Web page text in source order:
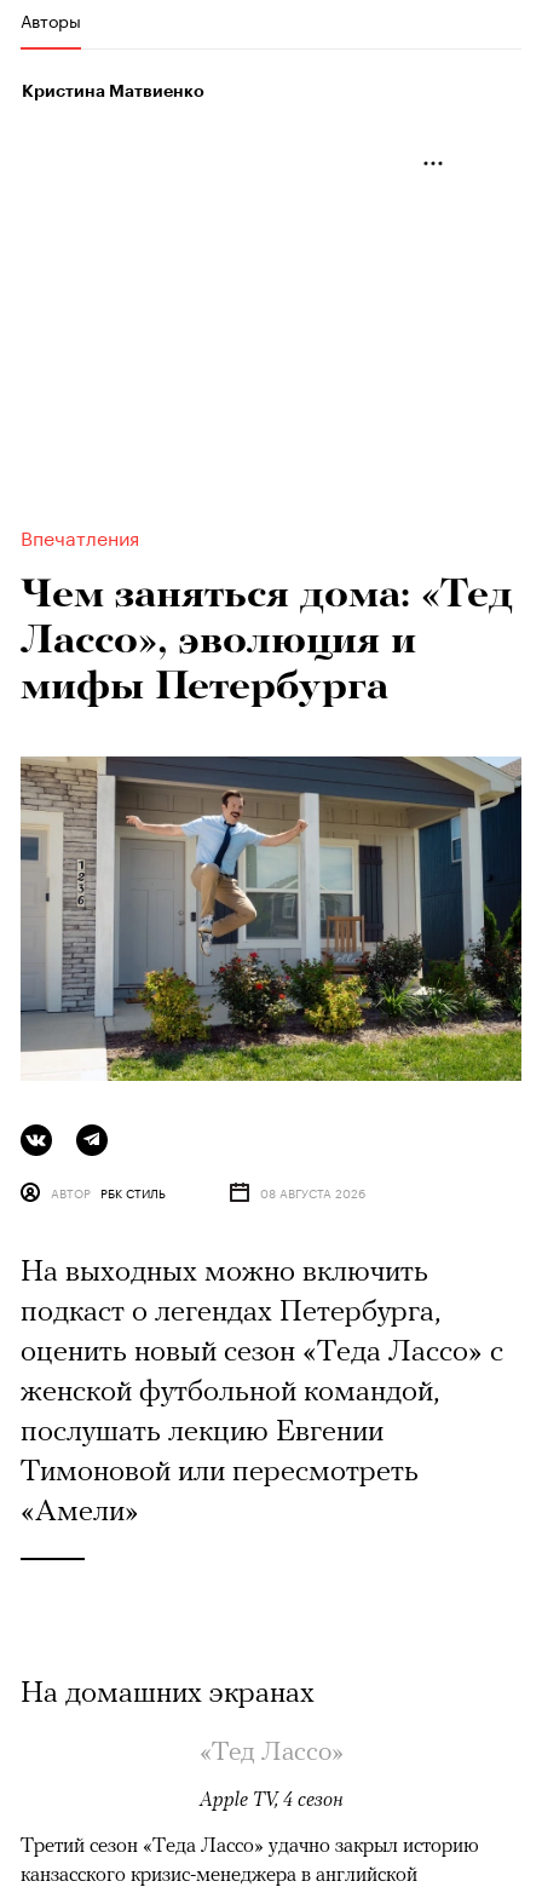
Авторы
Кристина Матвиенко
Впечатления
Чем заняться дома: «Тед
Лассо», эволюция и
мифы Петербурга
АВТОР РБК СТИЛЬ 08 АВГУСТА 2026
На выходных можно включить
подкаст о легендах Петербурга,
оценить новый сезон «Теда Лассо» с
женской футбольной командой,
послушать лекцию Евгении
Тимоновой или пересмотреть
«Амели»
На домашних экранах
«Тед Лассо»
Apple TV, 4 сезон
Третий сезон «Теда Лассо» удачно закрыл историю
канзасского кризис-менеджера в английской